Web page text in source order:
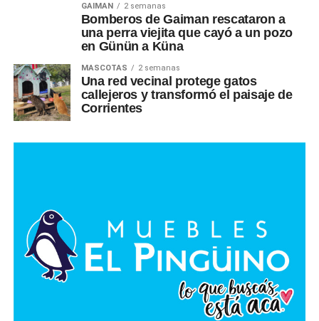
GAIMAN 2 semanas
Bomberos de Gaiman rescataron a
una perra viejita que cayó a un pozo
en Günün a Küna
MASCOTAS 2 semanas
Una red vecinal protege gatos
callejeros y transformó el paisaje de
Corrientes